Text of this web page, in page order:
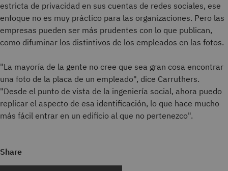
estricta de privacidad en sus cuentas de redes sociales, ese
enfoque no es muy práctico para las organizaciones. Pero las
empresas pueden ser más prudentes con lo que publican,
como difuminar los distintivos de los empleados en las fotos.
"La mayoría de la gente no cree que sea gran cosa encontrar
una foto de la placa de un empleado", dice Carruthers.
"Desde el punto de vista de la ingeniería social, ahora puedo
replicar el aspecto de esa identificación, lo que hace mucho
más fácil entrar en un edificio al que no pertenezco".
Share